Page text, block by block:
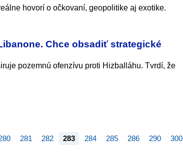
hovorí o očkovaní, geopolitike aj exotike.
Chce obsadiť strategické
pozemnú ofenzívu proti Hizballáhu. Tvrdí, že
281 282 283 284 285 286 290 300